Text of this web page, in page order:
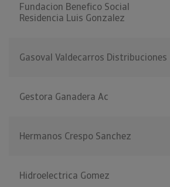
Fundacion Benefico Social
Residencia Luis Gonzalez
Gasoval Valdecarros Distribuciones
Gestora Ganadera Ac
Hermanos Crespo Sanchez
Hidroelectrica Gomez